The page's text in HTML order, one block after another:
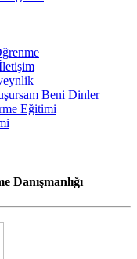
Beni Dinler
Eğitimi
Danışmanlığı